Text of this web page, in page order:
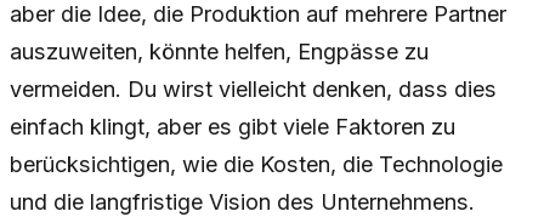
aber die Idee, die Produktion auf mehrere Partner
auszuweiten, könnte helfen, Engpässe zu
vermeiden. Du wirst vielleicht denken, dass dies
einfach klingt, aber es gibt viele Faktoren zu
berücksichtigen, wie die Kosten, die Technologie
und die langfristige Vision des Unternehmens.